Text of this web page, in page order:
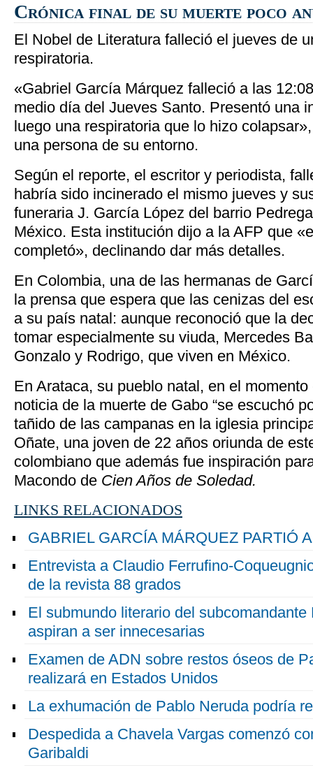
Crónica final de su muerte poco
El Nobel de Literatura falleció el jueves de
respiratoria.
«Gabriel García Márquez falleció a las
medio día del Jueves Santo. Presentó una
luego una respiratoria que lo hizo
una persona de su entorno.
Según el reporte, el escritor y periodista,
habría sido incinerado el mismo jueves y
funeraria J. García López del barrio
México. Esta institución dijo a la AFP que
completó», declinando dar más detalles.
En Colombia, una de las hermanas de
la prensa que espera que las cenizas del
a su país natal: aunque reconoció que la
tomar especialmente su viuda, Mercedes
Gonzalo y Rodrigo, que viven en México.
En Arataca, su pueblo natal, en el
noticia de la muerte de Gabo “se escuchó
tañido de las campanas en la iglesia
Oñate, una joven de 22 años oriunda de
colombiano que además fue inspiración
Macondo de Cien Años de Soledad.
LINKS RELACIONADOS
GABRIEL GARCÍA MÁRQUEZ PARTIÓ
Entrevista a Claudio Ferrufino-
de la revista 88 grados
El submundo literario del subcomandante
aspiran a ser innecesarias
Examen de ADN sobre restos óseos de
realizará en Estados Unidos
La exhumación de Pablo Neruda podría
Despedida a Chavela Vargas comenzó
Garibaldi